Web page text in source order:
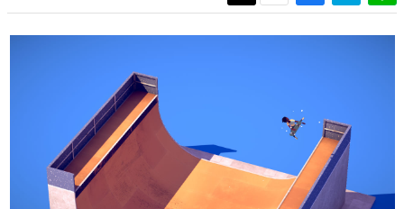
ゲームに多大な影響を受けた作家さんに取材し、ゲームが
画です。
日本モバイルゲーム産業史
日本のモバイルゲーム史における主要なトピック・タイト
ルを網羅するほか、開発者へのインタビューや識者による
解説を掲載。約20年の歴史が一望できる決定版！
若ゲのいたり〜ゲームクリエイターの青春〜
『うつヌケ』『ペンと箸』等で知られるマンガ家・田中圭
一先生によるゲーム業界レポートマンガです。